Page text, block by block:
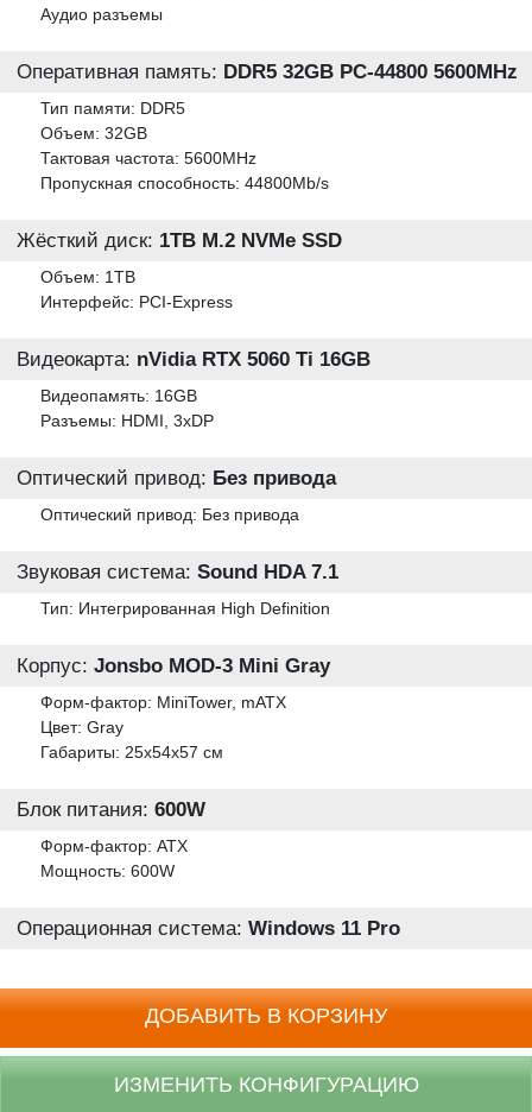
Аудио разъемы
Оперативная память: DDR5 32GB PC-44800 5600MHz
Тип памяти: DDR5
Объем: 32GB
Тактовая частота: 5600MHz
Пропускная способность: 44800Mb/s
Жёсткий диск: 1TB M.2 NVMe SSD
Объем: 1TB
Интерфейс: PCI-Express
Видеокарта: nVidia RTX 5060 Ti 16GB
Видеопамять: 16GB
Разъемы: HDMI, 3xDP
Оптический привод: Без привода
Оптический привод: Без привода
Звуковая система: Sound HDA 7.1
Тип: Интегрированная High Definition
Корпус: Jonsbo MOD-3 Mini Gray
Форм-фактор: MiniTower, mATX
Цвет: Gray
Габариты: 25x54x57 см
Блок питания: 600W
Форм-фактор: ATX
Мощность: 600W
Операционная система: Windows 11 Pro
ДОБАВИТЬ В КОРЗИНУ
ИЗМЕНИТЬ КОНФИГУРАЦИЮ